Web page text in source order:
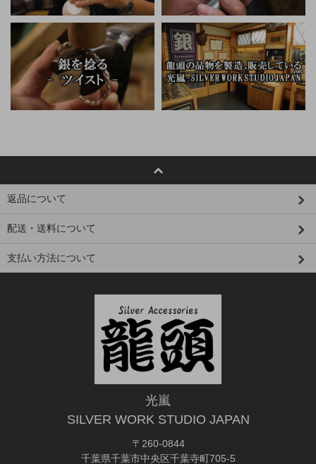
返品について
配送・送料について
支払い方法について
光嵐
SILVER WORK STUDIO JAPAN
〒260-0844
千葉県千葉市中央区千葉寺町705-5